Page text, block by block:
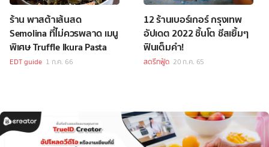
ร้าน พาสต้าเส้นสด
Semolina ที่ไม่ควรพลาด เมนู
พิเศษ Truffle Ikura Pasta
EDT guide 1 ก.ค. 66
12 ร้านเบอร์เกอร์ กรุงเทพ
อัปเดต 2022 ชิ้นโต ชีสเยิ้มๆ
ฟินเต็มคำ!
สตรีทฟู้ด 20 ก.ค. 65